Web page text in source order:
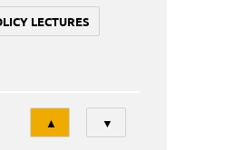
LECTURES
Tri
▲ ▼